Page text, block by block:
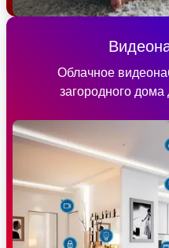
Облачное
загородного